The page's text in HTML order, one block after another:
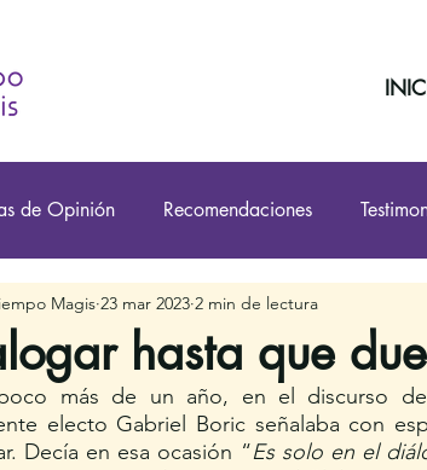
de Opinión Recomendaciones
hasta que
Magis 23 mar 2023 2 min de lectura
más de un año, en el discurso
electo Gabriel Boric señalaba con
Decía en esa ocasión “Es solo en el